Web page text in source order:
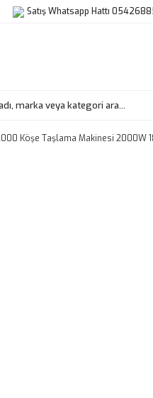
Satış Whatsapp Hattı